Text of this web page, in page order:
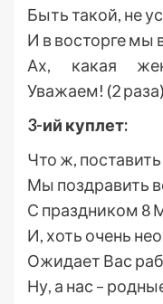
Быть такой, не
И в восторге мы
Ах, какая
Уважаем! (2 раза)
3-ий куплет:
Что ж,
Мы поздравить
С праздником 8
И, хоть очень
Ожидает Вас
Ну, а нас –